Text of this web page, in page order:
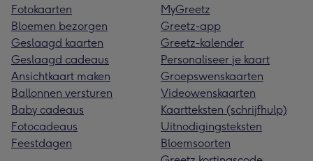
Fotokaarten
Bloemen bezorgen
Geslaagd kaarten
Geslaagd cadeaus
Ansichtkaart maken
Ballonnen versturen
Baby cadeaus
Fotocadeaus
Feestdagen
MyGreetz
Greetz-app
Greetz-kalender
Personaliseer je kaart
Groepswenskaarten
Videowenskaarten
Kaartteksten (schrijfhulp)
Uitnodigingsteksten
Bloemsoorten